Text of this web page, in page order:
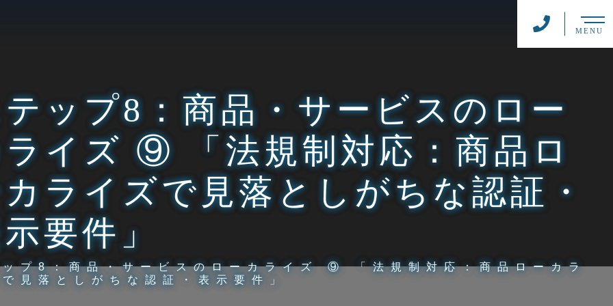
MENU
ップ8：商品・サービスのロー
イズ ⑨ 「法規制対応：商品ロ
ライズで見落としがちな認証・
要件」
ップ8：商品・サービスのローカライズ ⑨ 「法規制対応：商品ローカラ
見落としがちな認証・表示要件」